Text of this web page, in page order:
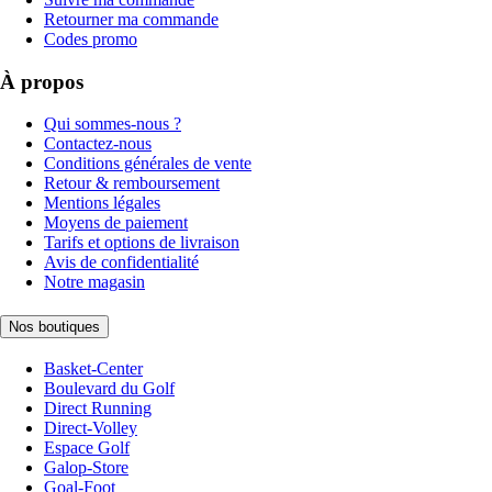
Retourner ma commande
Codes promo
À propos
Qui sommes-nous ?
Contactez-nous
Conditions générales de vente
Retour & remboursement
Mentions légales
Moyens de paiement
Tarifs et options de livraison
Avis de confidentialité
Notre magasin
Nos boutiques
Basket-Center
Boulevard du Golf
Direct Running
Direct-Volley
Espace Golf
Galop-Store
Goal-Foot